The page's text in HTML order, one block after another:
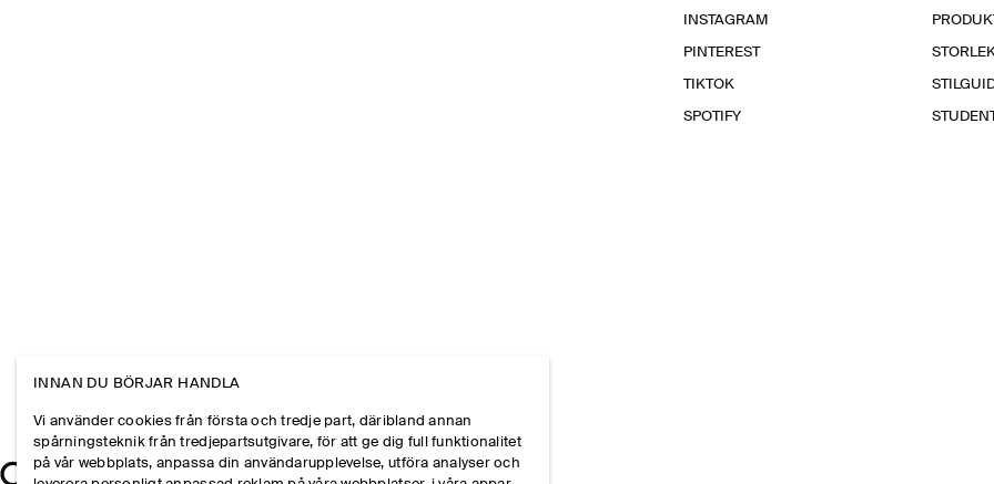
INSTAGRAM
PINTEREST
TIKTOK
SPOTIFY
INNAN DU BÖRJAR HANDLA
Vi använder cookies från första och tredje part, däribland annan
spårningsteknik från tredjepartsutgivare, för att ge dig full funktionalitet
på vår webbplats, anpassa din användarupplevelse, utföra analyser och